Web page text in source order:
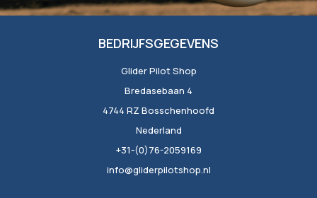
BEDRIJFSGEGEVENS
Glider Pilot Shop
Bredasebaan 4
4744 RZ Bosschenhoofd
Nederland
+31-(0)76-2059169
info@gliderpilotshop.nl